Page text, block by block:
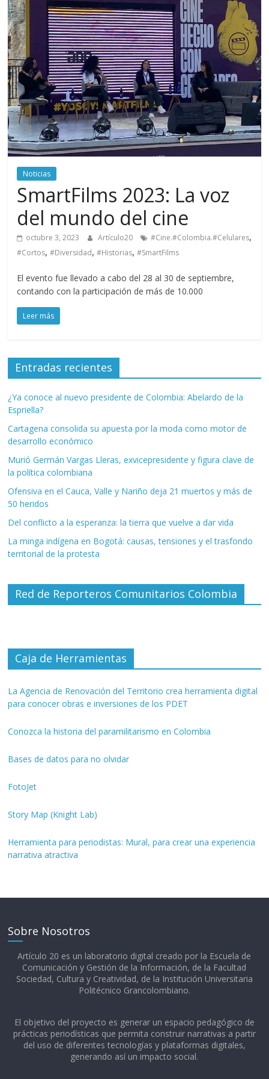
periodismo
digital
del
Politécnico
Grancolombiano
Noticias
SmartFilms 2023: La voz
del mundo del cine
octubre 3, 2023 Artículo20 #Cine.#Colombia.#Celulares,
#Cortos,#Diversidad,#Historias,#SmartFilms
El evento fue llevado a cabo del 28 al 30 de septiembre,
contando con la participación de más de 10.000
Leer más
Entradas recientes
¿Ya conoce al nuevo presidente de Colombia: Abelardo de la
Espriella?
Cartagena consolida su apuesta por la moda como motor de
desarrollo económico
Murió Germán Vargas Lleras, exvicepresidente y figura clave de
la política colombiana
Ofensiva en el Cauca, Valle y Nariño deja 21 muertos y más de
50 heridos
Del conflicto a la esperanza: la tierra que vuelve a dar vida
La minga indígena en Bogotá: causas, tensiones y el trasfondo
territorial de la protesta
Red de Reporteros Comunitarios Colombia
Caja de Herramientas
La Agencia de Renovación del Territorio crea herramienta digital
para conocer obras e inversiones de los PDET
Conozca la historia del paramilitarismo en Colombia
Bases de datos para no olvidar
FotoJet
Story Map (Knight Lab)
Herramienta para periodistas: Mural, para crear una experiencia
narrativa atractiva
Sobre Nosotros
Artículo 20 es un laboratorio digital creado por la Escuela de
Comunicación y Gestión de la Información, de la Facultad
Sociedad, Cultura y Creatividad, de la Institución Universitaria
Politécnico Grancolombiano.​
El objetivo del proyecto es generar un espacio pedagógico de
prácticas periodísticas que permita construir narrativas a partir
del uso de diferentes tecnologías y plataformas digitales,
generando así un impacto social.